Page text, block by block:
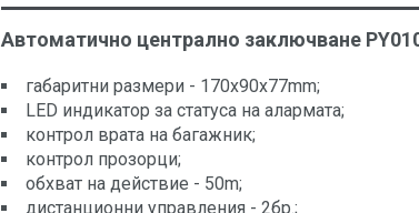
Автоматично централно заключване
габаритни размери - 170x90x77mm;
LED индикатор за статуса на алармата;
контрол врата на багажник;
контрол прозорци;
обхват на действие - 50m;
дистанционни управления - 2бр.;